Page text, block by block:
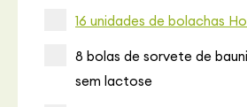
16 unidades de bolachas
8 bolas de sorvete de
sem lactose